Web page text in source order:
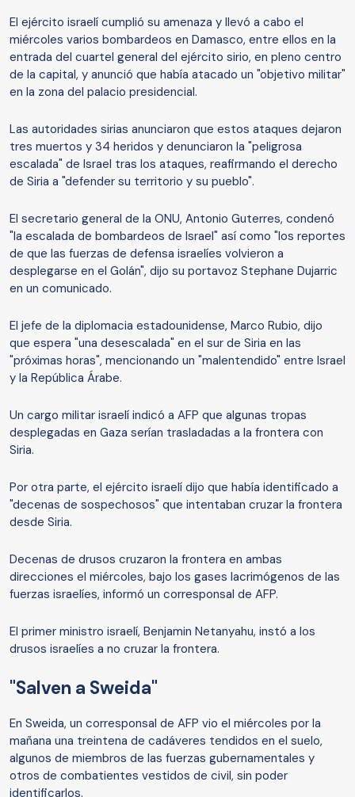
El ejército israelí cumplió su amenaza y llevó a cabo el
miércoles varios bombardeos en Damasco, entre ellos en la
entrada del cuartel general del ejército sirio, en pleno centro
de la capital, y anunció que había atacado un "objetivo militar"
en la zona del palacio presidencial.
Las autoridades sirias anunciaron que estos ataques dejaron
tres muertos y 34 heridos y denunciaron la "peligrosa
escalada" de Israel tras los ataques, reafirmando el derecho
de Siria a "defender su territorio y su pueblo".
El secretario general de la ONU, Antonio Guterres, condenó
"la escalada de bombardeos de Israel" así como "los reportes
de que las fuerzas de defensa israelíes volvieron a
desplegarse en el Golán", dijo su portavoz Stephane Dujarric
en un comunicado.
El jefe de la diplomacia estadounidense, Marco Rubio, dijo
que espera "una desescalada" en el sur de Siria en las
"próximas horas", mencionando un "malentendido" entre Israel
y la República Árabe.
Un cargo militar israelí indicó a AFP que algunas tropas
desplegadas en Gaza serían trasladadas a la frontera con
Siria.
Por otra parte, el ejército israelí dijo que había identificado a
"decenas de sospechosos" que intentaban cruzar la frontera
desde Siria.
Decenas de drusos cruzaron la frontera en ambas
direcciones el miércoles, bajo los gases lacrimógenos de las
fuerzas israelíes, informó un corresponsal de AFP.
El primer ministro israelí, Benjamin Netanyahu, instó a los
drusos israelíes a no cruzar la frontera.
"Salven a Sweida"
En Sweida, un corresponsal de AFP vio el miércoles por la
mañana una treintena de cadáveres tendidos en el suelo,
algunos de miembros de las fuerzas gubernamentales y
otros de combatientes vestidos de civil, sin poder
identificarlos.